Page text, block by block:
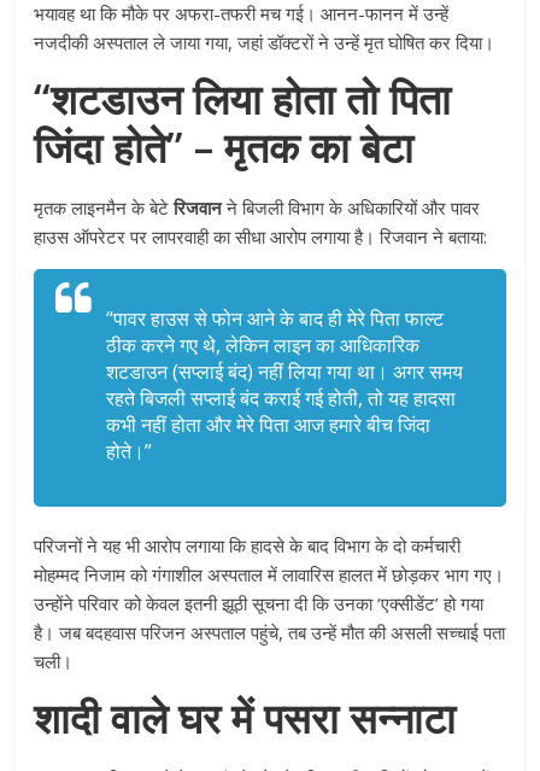
भयावह था कि मौके पर अफरा-तफरी मच गई। आनन-फानन में उन्हें
नजदीकी अस्पताल ले जाया गया, जहां डॉक्टरों ने उन्हें मृत घोषित कर दिया।
“शटडाउन लिया होता तो पिता
जिंदा होते” – मृतक का बेटा
मृतक लाइनमैन के बेटेरिजवानने बिजली विभाग के अधिकारियों और पावर
हाउस ऑपरेटर पर लापरवाही का सीधा आरोप लगाया है। रिजवान ने बताया:
“पावर हाउस से फोन आने के बाद ही मेरे पिता फाल्ट
ठीक करने गए थे, लेकिन लाइन का आधिकारिक
शटडाउन (सप्लाई बंद) नहीं लिया गया था। अगर समय
रहते बिजली सप्लाई बंद कराई गई होती, तो यह हादसा
कभी नहीं होता और मेरे पिता आज हमारे बीच जिंदा
होते।”
परिजनों ने यह भी आरोप लगाया कि हादसे के बाद विभाग के दो कर्मचारी
मोहम्मद निजाम को गंगाशील अस्पताल में लावारिस हालत में छोड़कर भाग गए।
उन्होंने परिवार को केवल इतनी झूठी सूचना दी कि उनका ‘एक्सीडेंट’ हो गया
है। जब बदहवास परिजन अस्पताल पहुंचे, तब उन्हें मौत की असली सच्चाई पता
चली।
शादी वाले घर में पसरा सन्नाटा